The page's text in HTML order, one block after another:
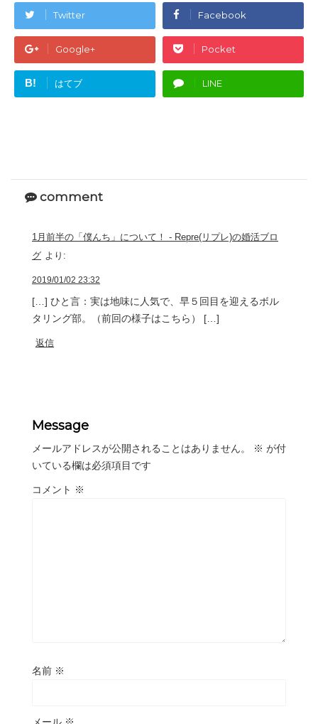
Twitter Facebook
Google+ Pocket
B! はてブ LINE
comment
1月前半の「僕んち」について！ - Repre(リプレ)の婚活ブロ
グ より:
2019/01/02 23:32
[…] ひと言：実は地味に人気で、早５回目を迎えるボル
タリング部。（前回の様子はこちら） […]
返信
Message
メールアドレスが公開されることはありません。 ※ が付
いている欄は必須項目です
コメント ※
名前 ※
メール ※